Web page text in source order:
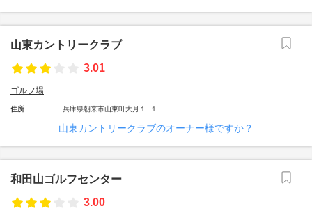
山東カントリークラブ
3.01
ゴルフ場
住所 兵庫県朝来市山東町大月１−１
山東カントリークラブのオーナー様ですか？
和田山ゴルフセンター
3.00